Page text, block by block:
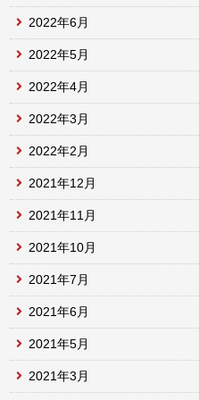
2022年6月
2022年5月
2022年4月
2022年3月
2022年2月
2021年12月
2021年11月
2021年10月
2021年7月
2021年6月
2021年5月
2021年3月